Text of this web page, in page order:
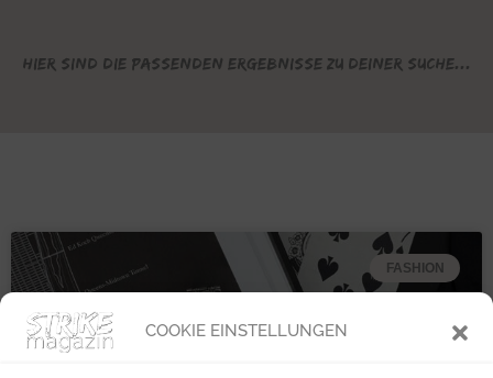
COOKIE EINSTELLUNGEN
Hier sind die passenden Ergebnisse zu deiner Suche...
FASHION